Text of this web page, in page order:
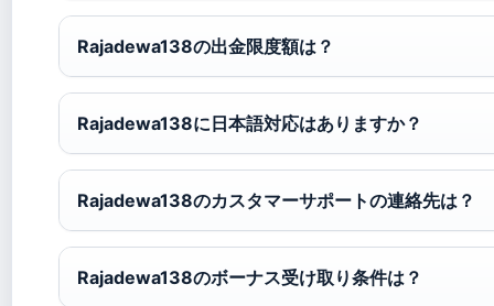
Rajadewa138の出金限度額は？
Rajadewa138に日本語対応はありますか？
Rajadewa138のカスタマーサポートの連絡先は？
Rajadewa138のボーナス受け取り条件は？